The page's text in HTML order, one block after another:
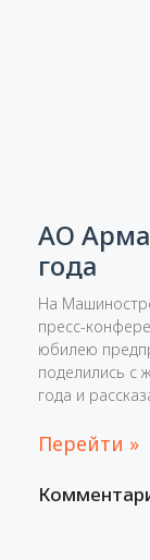
АО
года
На
пресс-
юбилею
поделились с
года и
Перейти »